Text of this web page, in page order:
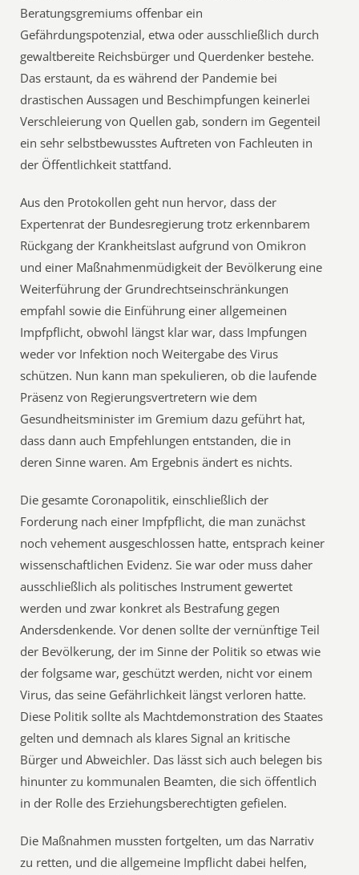
Beratungsgremiums offenbar ein
Gefährdungspotenzial, etwa oder ausschließlich durch
gewaltbereite Reichsbürger und Querdenker bestehe.
Das erstaunt, da es während der Pandemie bei
drastischen Aussagen und Beschimpfungen keinerlei
Verschleierung von Quellen gab, sondern im Gegenteil
ein sehr selbstbewusstes Auftreten von Fachleuten in
der Öffentlichkeit stattfand.
Aus den Protokollen geht nun hervor, dass der
Expertenrat der Bundesregierung trotz erkennbarem
Rückgang der Krankheitslast aufgrund von Omikron
und einer Maßnahmenmüdigkeit der Bevölkerung eine
Weiterführung der Grundrechtseinschränkungen
empfahl sowie die Einführung einer allgemeinen
Impfpflicht, obwohl längst klar war, dass Impfungen
weder vor Infektion noch Weitergabe des Virus
schützen. Nun kann man spekulieren, ob die laufende
Präsenz von Regierungsvertretern wie dem
Gesundheitsminister im Gremium dazu geführt hat,
dass dann auch Empfehlungen entstanden, die in
deren Sinne waren. Am Ergebnis ändert es nichts.
Die gesamte Coronapolitik, einschließlich der
Forderung nach einer Impfpflicht, die man zunächst
noch vehement ausgeschlossen hatte, entsprach keiner
wissenschaftlichen Evidenz. Sie war oder muss daher
ausschließlich als politisches Instrument gewertet
werden und zwar konkret als Bestrafung gegen
Andersdenkende. Vor denen sollte der vernünftige Teil
der Bevölkerung, der im Sinne der Politik so etwas wie
der folgsame war, geschützt werden, nicht vor einem
Virus, das seine Gefährlichkeit längst verloren hatte.
Diese Politik sollte als Machtdemonstration des Staates
gelten und demnach als klares Signal an kritische
Bürger und Abweichler. Das lässt sich auch belegen bis
hinunter zu kommunalen Beamten, die sich öffentlich
in der Rolle des Erziehungsberechtigten gefielen.
Die Maßnahmen mussten fortgelten, um das Narrativ
zu retten, und die allgemeine Impflicht dabei helfen,